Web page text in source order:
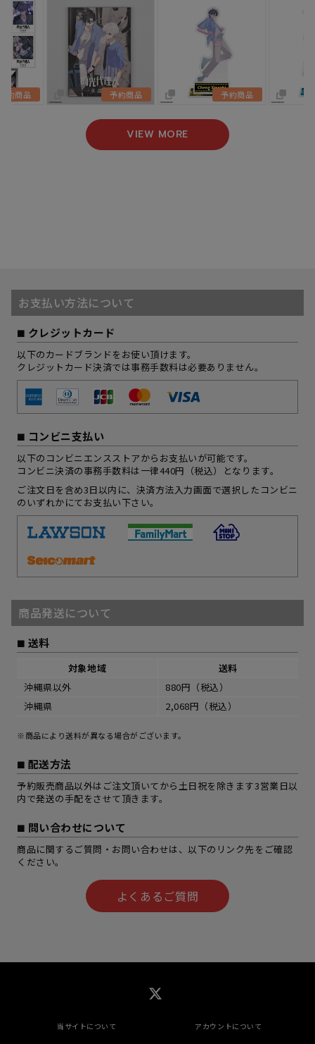
予約商品 予約商品 予約商
VIEW MORE
お支払い方法について
クレジットカード
以下のカードブランドをお使い頂けます。
クレジットカード決済では事務手数料は必要ありません。
コンビニ支払い
以下のコンビニエンスストアからお支払いが可能です。
コンビニ決済の事務手数料は一律440円（税込）となります。
ご注文日を含め3日以内に、決済方法入力画面で選択したコンビニ
のいずれかにてお支払い下さい。
商品発送について
送料
対象地域
送料
沖縄県以外
880円（税込）
沖縄県
2,068円（税込）
※商品により送料が異なる場合がございます。
配送方法
予約販売商品以外はご注文頂いてから土日祝を除きます3営業日以
内で発送の手配をさせて頂きます。
問い合わせについて
商品に関するご質問・お問い合わせは、以下のリンク先をご確認
ください。
よくあるご質問
当サイトについて アカウントについて